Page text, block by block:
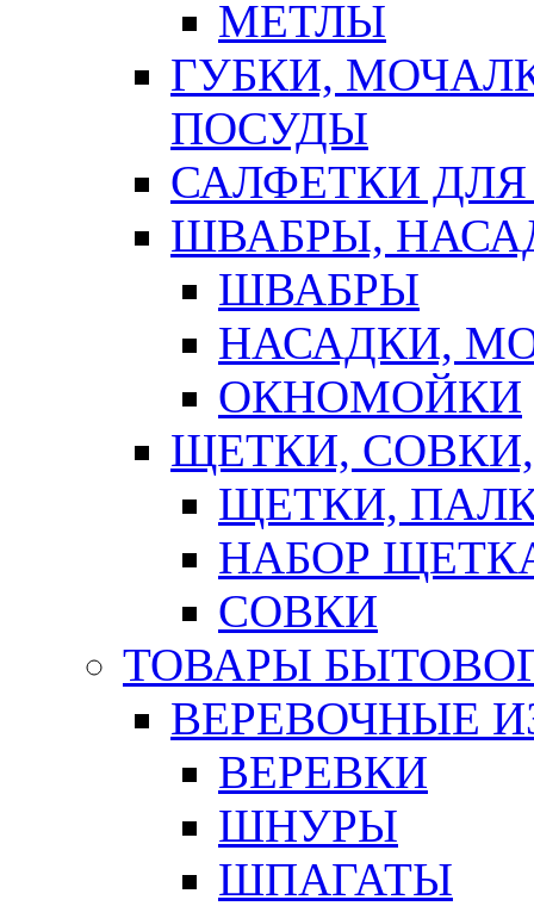
МЕТЛЫ
ГУБКИ,
ПОСУДЫ
САЛФЕТКИ
ШВАБРЫ,
ШВАБРЫ
НАСАДКИ,
ОКНОМОЙКИ
ЩЕТКИ,
ЩЕТКИ,
НАБОР
СОВКИ
ТОВАРЫ
ВЕРЕВОЧНЫЕ
ВЕРЕВКИ
ШНУРЫ
ШПАГАТЫ